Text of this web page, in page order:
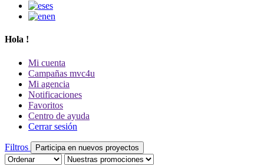
es
en
Hola !
Mi cuenta
Campañas mvc4u
Mi agencia
Notificaciones
Favoritos
Centro de ayuda
Cerrar sesión
Filtros Participa en nuevos proyectos